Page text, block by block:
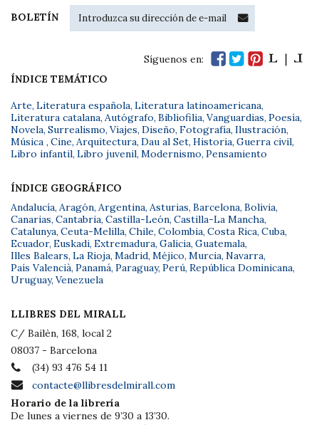
BOLETÍN
Síguenos en:
ÍNDICE TEMÁTICO
Arte, Literatura española, Literatura latinoamericana,
Literatura catalana, Autógrafo, Bibliofilia, Vanguardias, Poesía,
Novela, Surrealismo, Viajes, Diseño, Fotografía, Ilustración,
Música , Cine, Arquitectura, Dau al Set, Historia, Guerra civil,
Libro infantil, Libro juvenil, Modernismo, Pensamiento
ÍNDICE GEOGRÁFICO
Andalucía, Aragón, Argentina, Asturias, Barcelona, Bolivia,
Canarias, Cantabria, Castilla-León, Castilla-La Mancha,
Catalunya, Ceuta-Melilla, Chile, Colombia, Costa Rica, Cuba,
Ecuador, Euskadi, Extremadura, Galicia, Guatemala,
Illes Balears, La Rioja, Madrid, Méjico, Murcia, Navarra,
País Valencià, Panamá, Paraguay, Perú, República Dominicana,
Uruguay, Venezuela
LLIBRES DEL MIRALL
C/ Bailèn, 168, local 2
08037 - Barcelona
(34) 93 476 54 11
contacte@llibresdelmirall.com
Horario de la librería
De lunes a viernes de 9’30 a 13’30.